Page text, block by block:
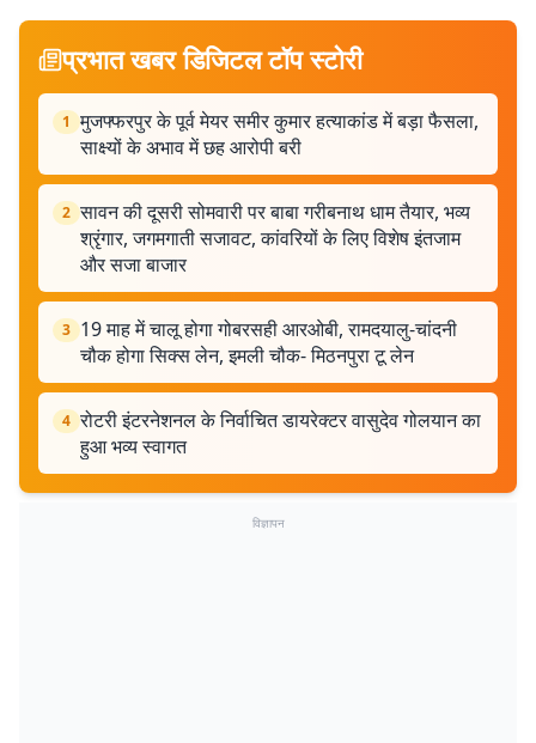
प्रभात खबर डिजिटल टॉप स्टोरी
1 मुजफ्फरपुर के पूर्व मेयर समीर कुमार हत्याकांड में बड़ा फैसला,
साक्ष्यों के अभाव में छह आरोपी बरी
2 सावन की दूसरी सोमवारी पर बाबा गरीबनाथ धाम तैयार, भव्य
श्रृंगार, जगमगाती सजावट, कांवरियों के लिए विशेष इंतजाम
और सजा बाजार
3 19 माह में चालू होगा गोबरसही आरओबी, रामदयालु-चांदनी
चौक होगा सिक्स लेन, इमली चौक- मिठनपुरा टू लेन
4 रोटरी इंटरनेशनल के निर्वाचित डायरेक्टर वासुदेव गोलयान का
हुआ भव्य स्वागत
विज्ञापन